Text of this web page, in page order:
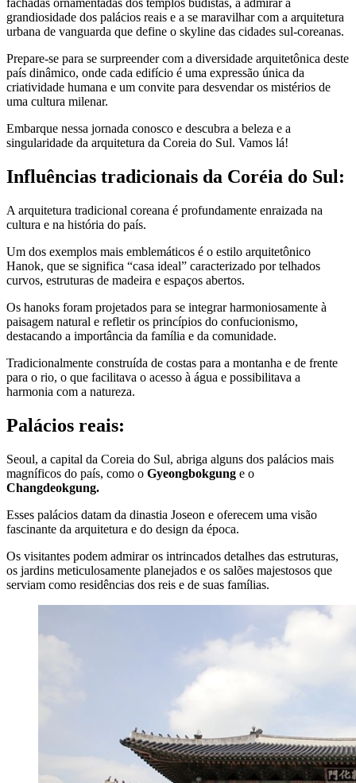
fachadas ornamentadas dos templos budistas, a admirar a
grandiosidade dos palácios reais e a se maravilhar com a arquitetura
urbana de vanguarda que define o skyline das cidades sul-coreanas.
Prepare-se para se surpreender com a diversidade arquitetônica deste
país dinâmico, onde cada edifício é uma expressão única da
criatividade humana e um convite para desvendar os mistérios de
uma cultura milenar.
Embarque nessa jornada conosco e descubra a beleza e a
singularidade da arquitetura da Coreia do Sul. Vamos lá!
Influências tradicionais da Coréia do Sul:
A arquitetura tradicional coreana é profundamente enraizada na
cultura e na história do país.
Um dos exemplos mais emblemáticos é o estilo arquitetônico
Hanok, que se significa “casa ideal” caracterizado por telhados
curvos, estruturas de madeira e espaços abertos.
Os hanoks foram projetados para se integrar harmoniosamente à
paisagem natural e refletir os princípios do confucionismo,
destacando a importância da família e da comunidade.
Tradicionalmente construída de costas para a montanha e de frente
para o rio, o que facilitava o acesso à água e possibilitava a
harmonia com a natureza.
Palácios reais:
Seoul, a capital da Coreia do Sul, abriga alguns dos palácios mais
magníficos do país, como o Gyeongbokgung e o
Changdeokgung.
Esses palácios datam da dinastia Joseon e oferecem uma visão
fascinante da arquitetura e do design da época.
Os visitantes podem admirar os intrincados detalhes das estruturas,
os jardins meticulosamente planejados e os salões majestosos que
serviam como residências dos reis e de suas famílias.